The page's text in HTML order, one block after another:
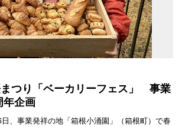
つり「ベーカリーフェス」 事業
年企画
、事業発祥の地「箱根小涌園」（箱根町）で春